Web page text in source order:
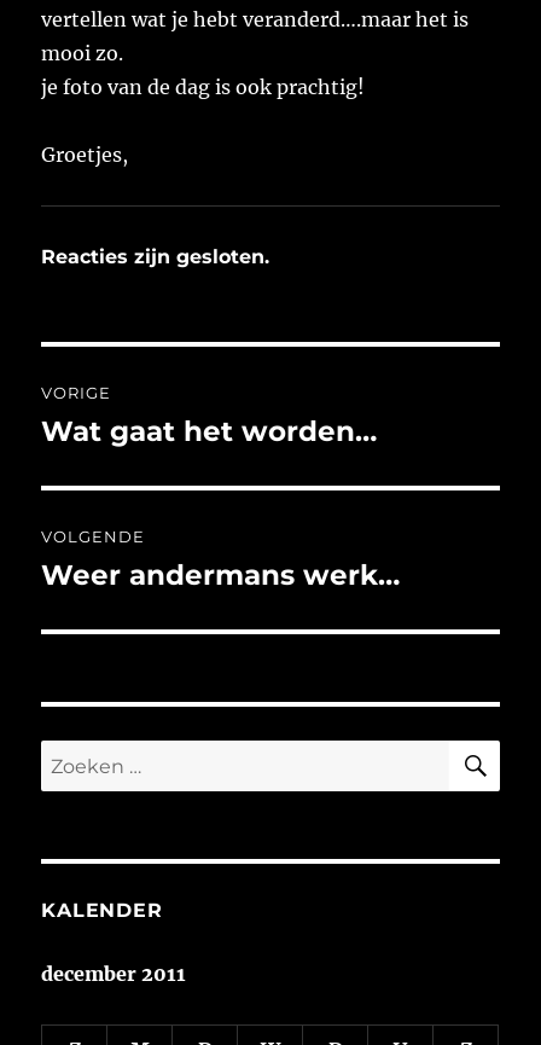
vertellen wat je hebt veranderd….maar het is
mooi zo.
je foto van de dag is ook prachtig!
Groetjes,
Reacties zijn gesloten.
navigatie
VORIGE
Vorig
Wat gaat het worden…
VOLGENDE
Volgend
Weer andermans werk…
Zoeken
naar:
KALENDER
december 2011